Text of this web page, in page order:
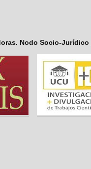
Nodo Socio-Jurídico